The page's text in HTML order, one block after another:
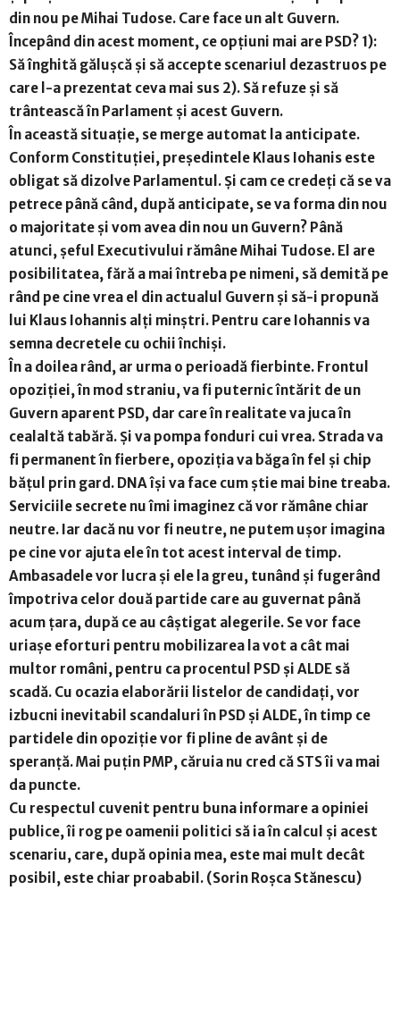
din nou pe Mihai Tudose. Care face un alt Guvern.
Începând din acest moment, ce opțiuni mai are PSD? 1):
Să înghită gălușcă și să accepte scenariul dezastruos pe
care l-a prezentat ceva mai sus 2). Să refuze și să
trântească în Parlament și acest Guvern.
În această situație, se merge automat la anticipate.
Conform Constituției, președintele Klaus Iohanis este
obligat să dizolve Parlamentul. Și cam ce credeți că se va
petrece până când, după anticipate, se va forma din nou
o majoritate și vom avea din nou un Guvern? Până
atunci, șeful Executivului rămâne Mihai Tudose. El are
posibilitatea, fără a mai întreba pe nimeni, să demită pe
rând pe cine vrea el din actualul Guvern și să-i propună
lui Klaus Iohannis alți minștri. Pentru care Iohannis va
semna decretele cu ochii închiși.
În a doilea rând, ar urma o perioadă fierbinte. Frontul
opoziției, în mod straniu, va fi puternic întărit de un
Guvern aparent PSD, dar care în realitate va juca în
cealaltă tabără. Și va pompa fonduri cui vrea. Strada va
fi permanent în fierbere, opoziția va băga în fel și chip
bățul prin gard. DNA își va face cum știe mai bine treaba.
Serviciile secrete nu îmi imaginez că vor rămâne chiar
neutre. Iar dacă nu vor fi neutre, ne putem ușor imagina
pe cine vor ajuta ele în tot acest interval de timp.
Ambasadele vor lucra și ele la greu, tunând și fugerând
împotriva celor două partide care au guvernat până
acum țara, după ce au câștigat alegerile. Se vor face
uriașe eforturi pentru mobilizarea la vot a cât mai
multor români, pentru ca procentul PSD și ALDE să
scadă. Cu ocazia elaborării listelor de candidați, vor
izbucni inevitabil scandaluri în PSD și ALDE, în timp ce
partidele din opoziție vor fi pline de avânt și de
speranță. Mai puțin PMP, căruia nu cred că STS îi va mai
da puncte.
Cu respectul cuvenit pentru buna informare a opiniei
publice, îi rog pe oamenii politici să ia în calcul și acest
scenariu, care, după opinia mea, este mai mult decât
posibil, este chiar proababil. (Sorin Roșca Stănescu)